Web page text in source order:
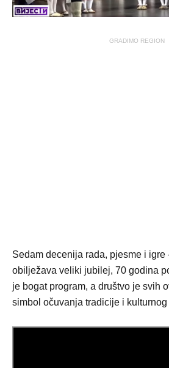
GRADIMO REGION
Sedam decenija rada, pjesme i igre
obilježava veliki jubilej, 70 godina
je bogat program, a društvo je svih
simbol očuvanja tradicije i